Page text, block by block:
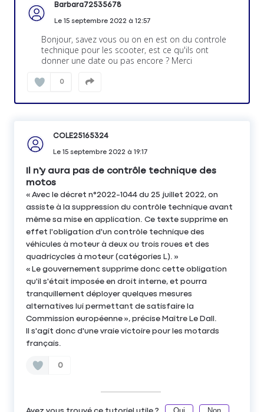
Barbara72535678
Le 15 septembre 2022à 12:57
Bonjour, savez vous ou on en est on du controle
technique pour les scooter, est ce qu'ils ont
donner une date ou pas encore ? Merci
0
COLE25165324
Le 15 septembre 2022à 19:17
Il n'y aura pas de contrôle technique des
motos
« Avec le décret n°2022-1044 du 25 juillet 2022, on
assiste à la suppression du contrôle technique avant
même sa mise en application. Ce texte supprime en
effet l'obligation d'un contrôle technique des
véhicules à moteur à deux ou trois roues et des
quadricycles à moteur (catégories L). »
« Le gouvernement supprime donc cette obligation
qu'il s'était imposée en droit interne, et pourra
tranquillement déployer quelques mesures
alternatives lui permettant de satisfaire la
Commission européenne », précise Maître Le Dall.
Il s'agit donc d'une vraie victoire pour les motards
français.
0